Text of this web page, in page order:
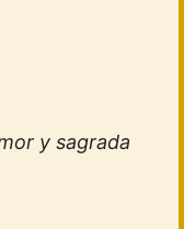
y sagrada